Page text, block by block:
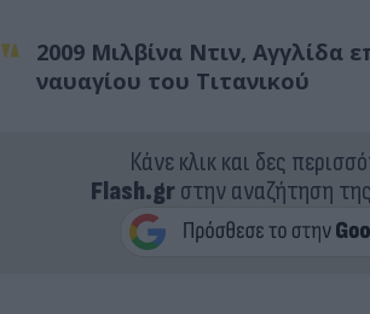
2009 Μιλβίνα Ντιν, Αγγλίδα
ναυαγίου του Τιτανικού
Κάνε κλικ και δες
Flash.grστην αναζήτηση της